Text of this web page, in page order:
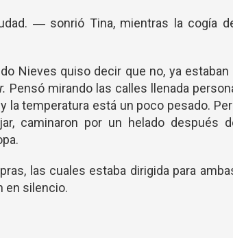
― sonrió Tina, mientras la cogía
Nieves quiso decir que no, ya estaban
Pensó mirando las calles llenada
la temperatura está un poco pesado.
caminaron por un helado después
las cuales estaba dirigida para
en silencio.